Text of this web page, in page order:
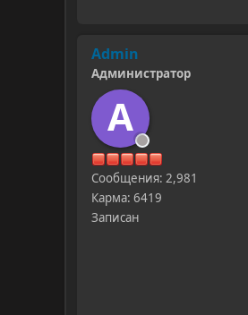
Admin
Администратор
A
Сообщения: 2,981
Карма: 6419
Записан